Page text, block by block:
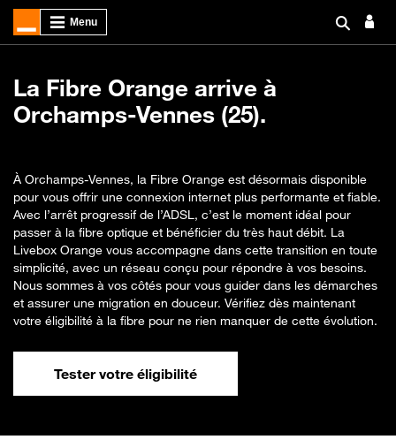
La Fibre Orange arrive à
Orchamps-Vennes (25).
À Orchamps-Vennes, la Fibre Orange est désormais disponible
pour vous offrir une connexion internet plus performante et fiable.
Avec l’arrêt progressif de l’ADSL, c’est le moment idéal pour
passer à la fibre optique et bénéficier du très haut débit. La
Livebox Orange vous accompagne dans cette transition en toute
simplicité, avec un réseau conçu pour répondre à vos besoins.
Nous sommes à vos côtés pour vous guider dans les démarches
et assurer une migration en douceur. Vérifiez dès maintenant
votre éligibilité à la fibre pour ne rien manquer de cette évolution.
Tester votre éligibilité